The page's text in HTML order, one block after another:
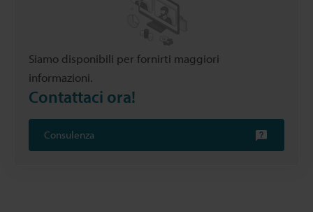
Siamo disponibili per fornirti maggiori
informazioni.
Contattaci ora!
Consulenza